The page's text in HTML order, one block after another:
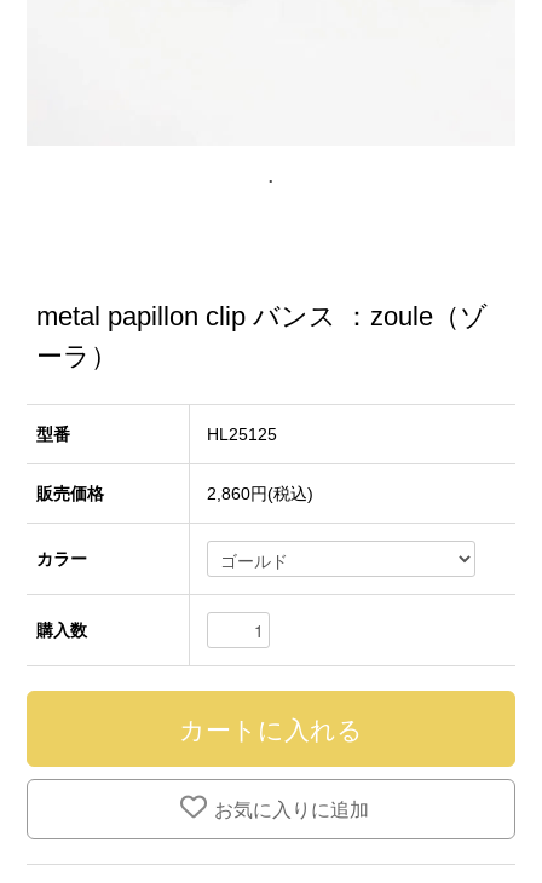
metal papillon clip バンス ：zoule（ゾ
ーラ）
型番 HL25125
販売価格 2,860円(税込)
カラー
購入数
お気に入りに追加